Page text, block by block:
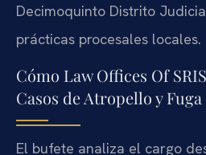
Decimoquinto Distrito
prácticas procesales locales.
Cómo Law Offices Of
Casos de Atropello y Fuga
El bufete analiza el cargo